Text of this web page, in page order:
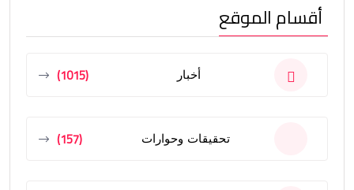
أقسام الموقع
أخبار (1015)
تحقيقات وحوارات (157)